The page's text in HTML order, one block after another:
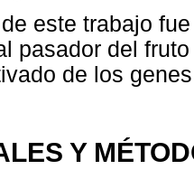
este trabajo
pasador del
de los
Y